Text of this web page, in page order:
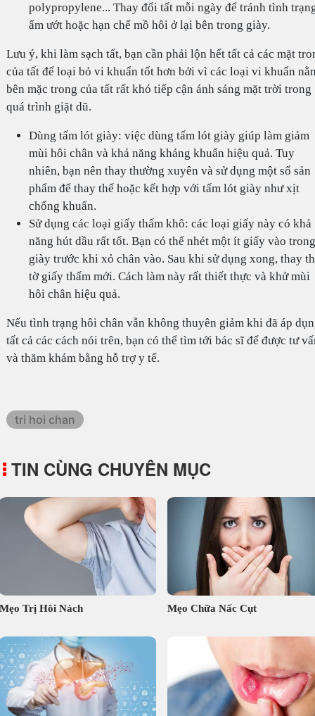
polypropylene... Thay đổi tất mỗi ngày để tránh tình
ẩm ướt hoặc hạn chế mồ hôi ở lại bên trong giày.
Lưu ý, khi làm sạch tất, bạn cần phải lộn hết tất cả các mặt
của tất để loại bỏ vi khuẩn tốt hơn bởi vì các loại vi khuẩn
bên mặc trong của tất rất khó tiếp cận ánh sáng mặt trời trong
quá trình giặt dũ.
Dùng tấm lót giày: việc dùng tấm lót giày giúp làm giảm
mùi hôi chân và khả năng kháng khuẩn hiệu quả. Tuy
nhiên, bạn nên thay thường xuyên và sử dụng một số sản
phẩm để thay thế hoặc kết hợp với tấm lót giày như xịt
chống khuẩn.
Sử dụng các loại giấy thấm khô: các loại giấy này có khả
năng hút dầu rất tốt. Bạn có thể nhét một ít giấy vào trong
giày trước khi xỏ chân vào. Sau khi sử dụng xong, thay
tờ giấy thấm mới. Cách làm này rất thiết thực và khử mùi
hôi chân hiệu quả.
Nếu tình trạng hôi chân vẫn không thuyên giảm khi đã áp
tất cả các cách nói trên, bạn có thể tìm tới bác sĩ để được tư
và thăm khám bằng hỗ trợ y tế.
tri hoi chan
TIN CÙNG CHUYÊN MỤC
Trị Hôi Nách Mẹo Chữa Nấc Cụt